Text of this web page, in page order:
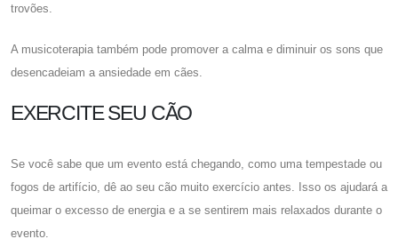
trovões.
A musicoterapia também pode promover a calma e diminuir os sons que
desencadeiam a ansiedade em cães.
EXERCITE SEU CÃO
Se você sabe que um evento está chegando, como uma tempestade ou
fogos de artifício, dê ao seu cão muito exercício antes. Isso os ajudará a
queimar o excesso de energia e a se sentirem mais relaxados durante o
evento.